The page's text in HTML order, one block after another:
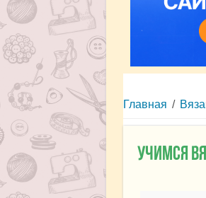
Главная /
Учимся